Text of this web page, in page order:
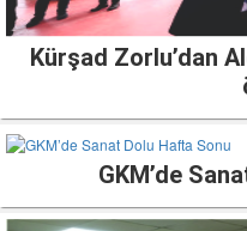
Kürşad Zorlu’dan
GKM’de